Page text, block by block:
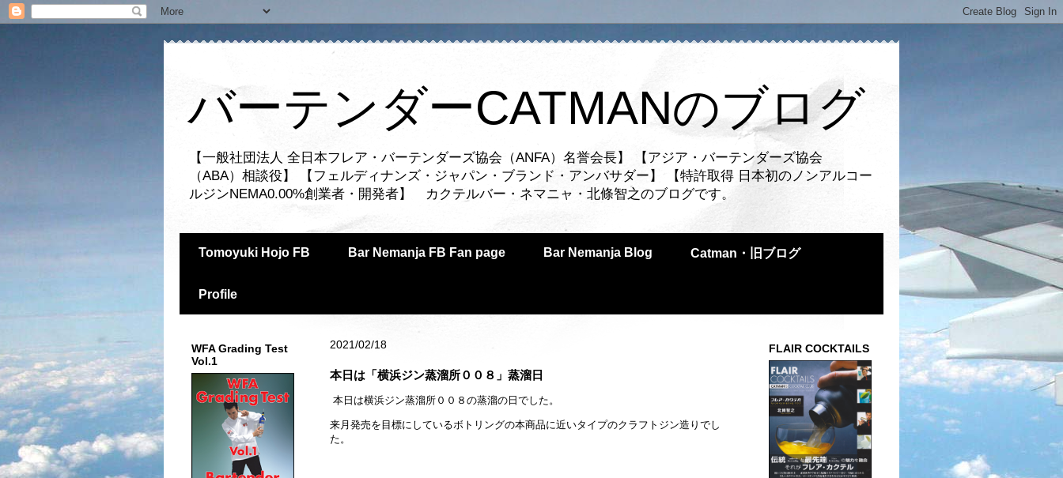
バーテンダーCATMANのブログ
【一般社団法人 全日本フレア・バーテンダーズ協会（ANFA）名誉会長】 【アジア・バーテンダーズ協会
（ABA）相談役】 【フェルディナンズ・ジャパン・ブランド・アンバサダー】 【特許取得 日本初のノンアルコー
ルジンNEMA0.00%創業者・開発者】 カクテルバー・ネマニャ・北條智之のブログです。
Tomoyuki Hojo FB Bar Nemanja FB Fan page Bar Nemanja Blog Catman・旧ブログ
Profile
2021/02/18
本日は「横浜ジン蒸溜所００８」蒸溜日
本日は横浜ジン蒸溜所００８の蒸溜の日でした。
来月発売を目標にしているボトリングの本商品に近いタイプのクラフトジン造りでし
た。
WFA Grading Test
Vol.1
FLAIR COCKTAILS